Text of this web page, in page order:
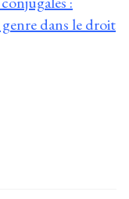
genre dans le droit